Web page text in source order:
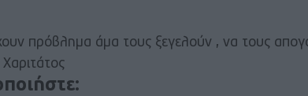
πρόβλημα άμα τους ξεγελούν , να τους